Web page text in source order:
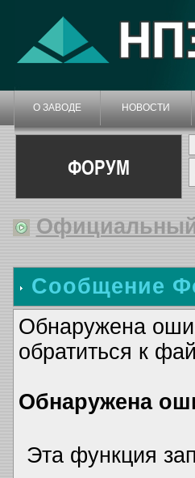
О ЗАВОДЕ НОВОСТИ
ФОРУМ
Сообщение
Обнаружена
обратиться к
Обнаружена
Эта функция